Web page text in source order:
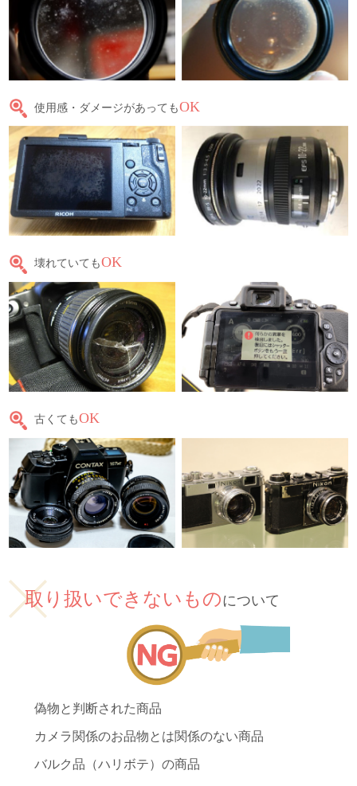
使用感・ダメージがあってもOK
壊れていてもOK
古くてもOK
取り扱いできないものについて
偽物と判断された商品
カメラ関係のお品物とは関係のない商品
バルク品（ハリボテ）の商品